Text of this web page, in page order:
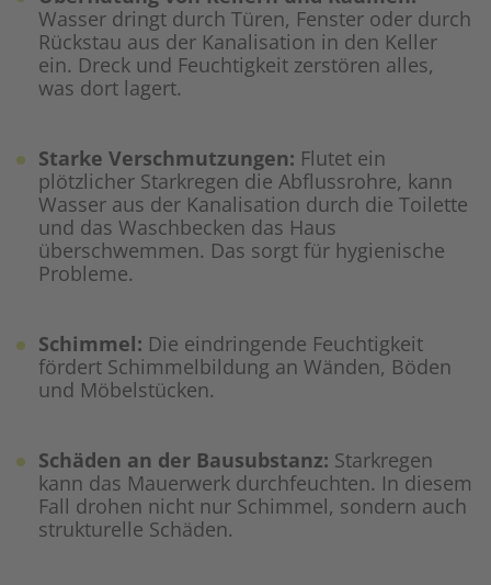
Wasser dringt durch Türen, Fenster oder durch
Rückstau aus der Kanalisation in den Keller
ein. Dreck und Feuchtigkeit zerstören alles,
was dort lagert.
Starke Verschmutzungen: Flutet ein
plötzlicher Starkregen die Abflussrohre, kann
Wasser aus der Kanalisation durch die Toilette
und das Waschbecken das Haus
überschwemmen. Das sorgt für hygienische
Probleme.
Schimmel: Die eindringende Feuchtigkeit
fördert Schimmelbildung an Wänden, Böden
und Möbelstücken.
Schäden an der Bausubstanz: Starkregen
kann das Mauerwerk durchfeuchten. In diesem
Fall drohen nicht nur Schimmel, sondern auch
strukturelle Schäden.